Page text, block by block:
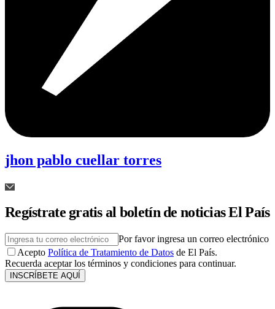
jhon pablo cuellar torres
Regístrate gratis al boletín de noticias El País
Por favor ingresa un correo electrónico
Acepto Política de Tratamiento de Datos de El País.
Recuerda aceptar los términos y condiciones para continuar.
INSCRÍBETE AQUÍ